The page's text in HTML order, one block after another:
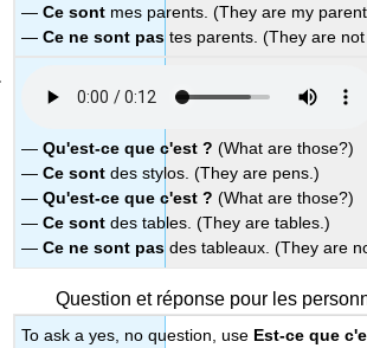
—Ce sont mes parents. (They are my
—Ce ne sont pas tes parents. (They are
—Qu'est-ce que c'est ?(What are those?)
—Ce sontdes stylos. (They are pens.)
—Qu'est-ce que c'est ?(What are those?)
—Ce sontdes tables. (They are tables.)
—Ce ne sont pasdes tableaux. (They are
Question et réponse pour les
To ask a yes, no question, use Est-ce que